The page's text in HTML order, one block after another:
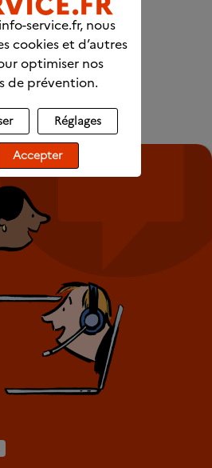
des
service.fr, nous
cookies et d’autres
optimiser nos
de prévention.
Réglages
Accepter